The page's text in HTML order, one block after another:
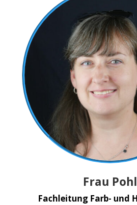
Frau Pohl
Fachleitung Farb- und